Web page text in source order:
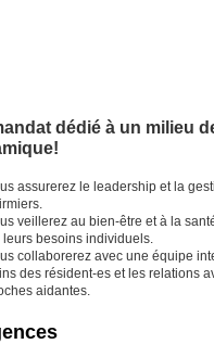
dédié à un milieu
assurerez le leadership et la
veillerez au bien-être et à la
leurs besoins individuels.
collaborerez avec une équipe
des résident-es et les relations
aidantes.